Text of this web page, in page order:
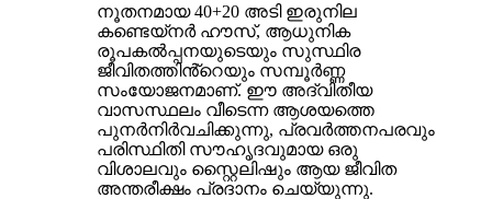
നൂതനമായ 40+20 അടി ഇരുനില
കണ്ടെയ്‌നർ ഹൗസ്, ആധുനിക
രൂപകൽപ്പനയുടെയും സുസ്ഥിര
ജീവിതത്തിൻ്റെയും സമ്പൂർണ്ണ
സംയോജനമാണ്. ഈ അദ്വിതീയ
വാസസ്ഥലം വീടെന്ന ആശയത്തെ
പുനർനിർവചിക്കുന്നു, പ്രവർത്തനപരവും
പരിസ്ഥിതി സൗഹൃദവുമായ ഒരു
വിശാലവും സ്റ്റൈലിഷും ആയ ജീവിത
അന്തരീക്ഷം പ്രദാനം ചെയ്യുന്നു.